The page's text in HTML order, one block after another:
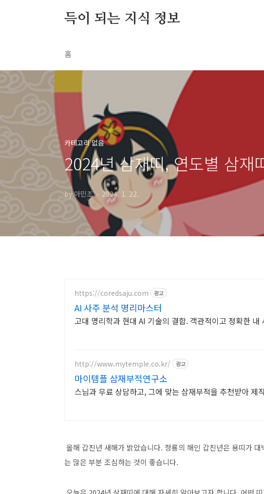
득이 되는 지식 정보
홈
카테고리 없음
2024년 삼재띠, 연도별 삼재
by 아민조 2024. 1. 22.
https://coredsaju.com 광고
AI 사주 분석 명리마스터
고대 명리학과 현대 AI 기술의 결합. 객관적이고 정확한 내
http://www.mytemple.co.kr/ 광고
마이템플 삼재부적연구소
스님과 무료 상담하고, 그에 맞는 삼재부적을 추천받아 제
올해 갑진년 새해가 밝았습니다. 청룡의 해인 갑진년은 용띠가
는 많은 부분 조심하는 것이 좋습니다.